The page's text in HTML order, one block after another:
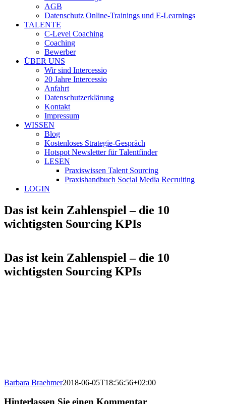
AGB
Datenschutz Online-Trainings und E-Learnings
TALENTE
C-Level Coaching
Coaching
Bewerber
ÜBER UNS
Wir sind Intercessio
20 Jahre Intercessio
Anfahrt
Datenschutzerklärung
Kontakt
Impressum
WISSEN
Blog
Kostenloses Strategie-Gespräch
Hotspot Newsletter für Talentfinder
LESEN
Praxiswissen Talent Sourcing
Praxishandbuch Social Media Recruiting
LOGIN
Das ist kein Zahlenspiel – die 10
wichtigsten Sourcing KPIs
Das ist kein Zahlenspiel – die 10
wichtigsten Sourcing KPIs
Barbara Braehmer2018-06-05T18:56:56+02:00